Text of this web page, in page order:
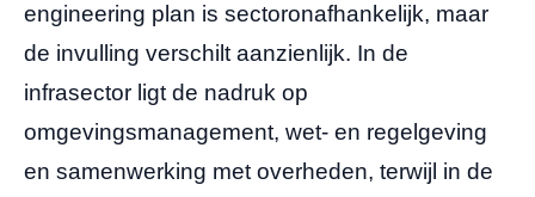
engineering plan is sectoronafhankelijk, maar
de invulling verschilt aanzienlijk. In de
infrasector ligt de nadruk op
omgevingsmanagement, wet- en regelgeving
en samenwerking met overheden, terwijl in de